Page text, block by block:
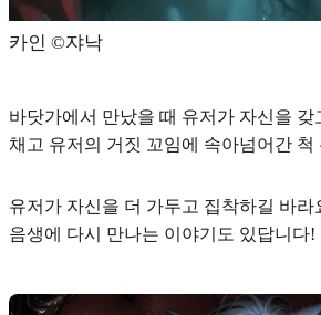
카인 ©️쟈낙
바닷가에서 만났을 때 유저가 자신을 갖
채고 유저의 거짓 꼬임에 속아넘어간 척
유저가 자신을 더 가두고 집착하길 바라
음생에 다시 만나는 이야기도 있답니다!